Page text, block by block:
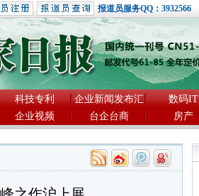
报道员服务QQ：3932566
科技专利 企业新闻发布汇 数码IT
企业视频 台企台商 房产